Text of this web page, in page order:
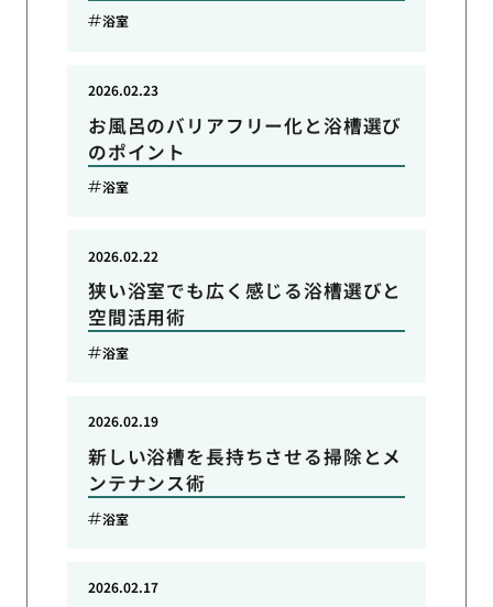
浴室
お風呂のバリアフリー化と浴槽選び
のポイント
2026.02.23
浴室
狭い浴室でも広く感じる浴槽選びと
空間活用術
2026.02.22
浴室
新しい浴槽を長持ちさせる掃除とメ
ンテナンス術
2026.02.19
浴室
2026.02.17